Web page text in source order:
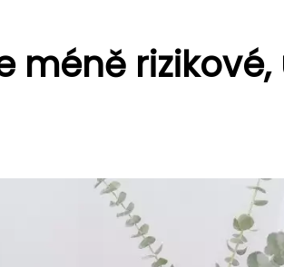
méně